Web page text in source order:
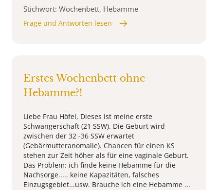
Stichwort: Wochenbett, Hebamme
Frage und Antworten lesen
Erstes Wochenbett ohne
Hebamme?!
Liebe Frau Höfel, Dieses ist meine erste
Schwangerschaft (21 SSW). Die Geburt wird
zwischen der 32 -36 SSW erwartet
(Gebärmutteranomalie). Chancen für einen KS
stehen zur Zeit höher als für eine vaginale Geburt.
Das Problem: ich finde keine Hebamme für die
Nachsorge..... keine Kapazitäten, falsches
Einzugsgebiet...usw. Brauche ich eine Hebamme ...